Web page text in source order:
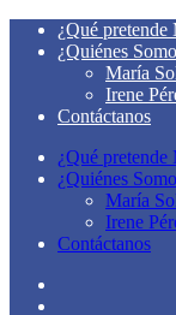
¿Qué
¿Quiénes
María
Irene
Contáctanos
¿Qué
¿Quiénes
María
Irene
Contáctanos